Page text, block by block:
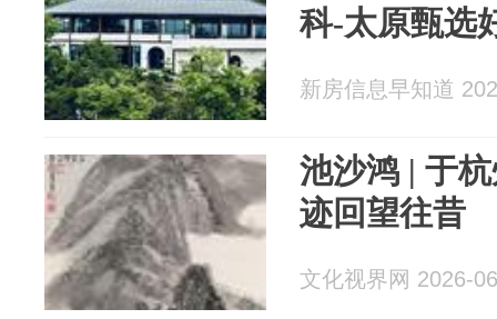
科-太原甄选
新房信息早知道
池沙鸿 | 于
迹回望往昔
文化视界网 2026-